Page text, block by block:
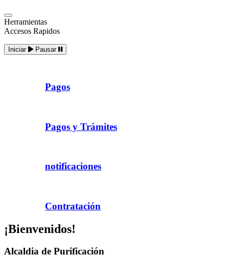
Herramientas
Accesos Rapidos
Iniciar Pausar
Pagos
Pagos y Trámites
notificaciones
Contratación
¡Bienvenidos!
Alcaldia de Purificación